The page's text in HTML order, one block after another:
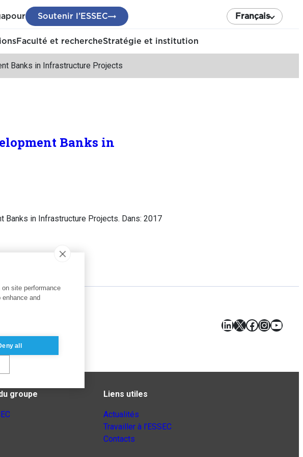
Soutenir l’ESSEC Français
Faculté et rechercheStratégie et institution
Banks in Infrastructure Projects
Banks in
Banks in Infrastructure Projects. Dans: 2017
LinkedIn
X Facebook
groupe Liens utiles
Actualités
Travailler à l’ESSEC
Contacts
site performance
and
all